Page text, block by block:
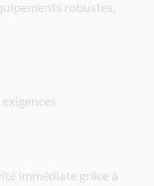
robustes,
immédiate grâce à